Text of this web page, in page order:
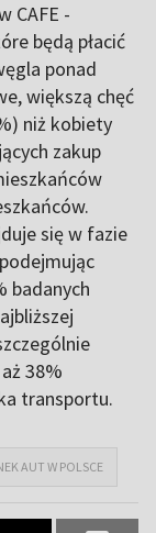
CAFE -
będą płacić
ponad
większą chęć
niż kobiety
zakup
się w fazie
badanych
38%
transportu.
AUT W POLSCE